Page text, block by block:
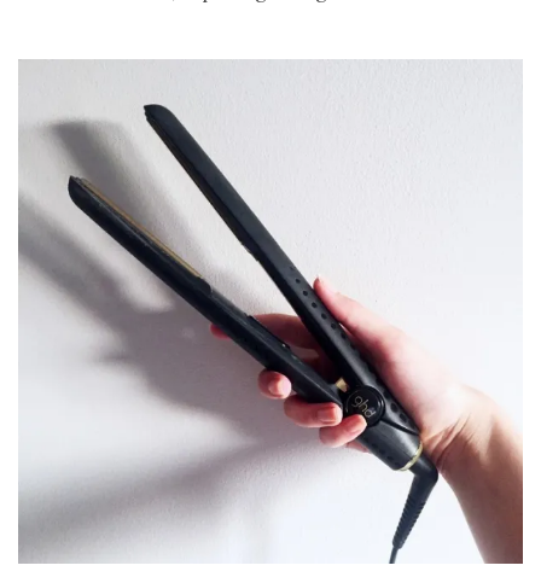
(12)
DIY/Recettes
(15)
Lecture/Séries
Vie
quotidienne/Maison
(502)